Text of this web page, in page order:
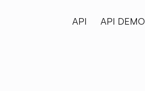
API API DEMO